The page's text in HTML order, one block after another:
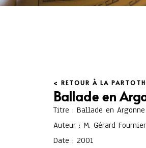
< RETOUR À LA
Ballade en
Titre : Ballade en Argonne
Auteur : M. Gérard Fournier
Date : 2001